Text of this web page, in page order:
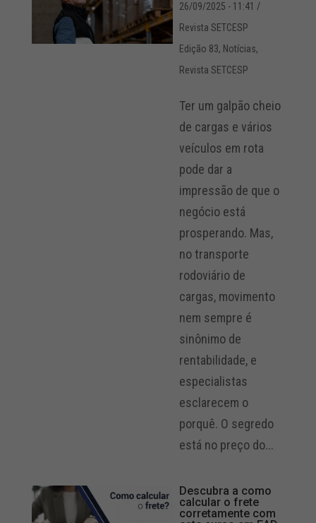
26/09/2025 - 11:41 /
Revista SETCESP
Edição 83, Notícias,
Revista SETCESP
Ter um galpão cheio
de cargas e vários
veículos em rota
pode dar a
impressão de que o
negócio está
prosperando. Mas,
no transporte
rodoviário de
cargas, movimento
nem sempre é
sinônimo de
rentabilidade, e
especialistas
esclarecem o
porquê. O segredo
está no preço do...
Descubra a como
calcular o frete
corretamente com